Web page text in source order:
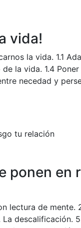
vida!
la vida. 1.1
la vida. 1.4
necedad y
ponen en
lectura de mente.
descalificación.